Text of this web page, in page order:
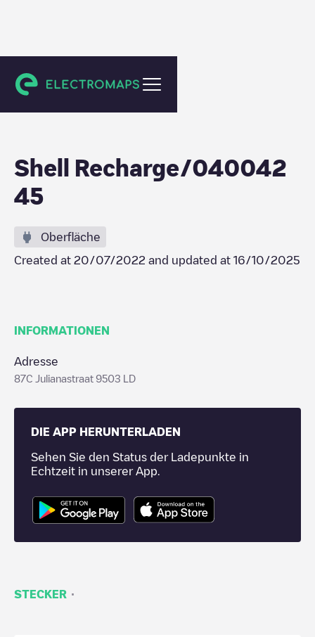
Stadskanaal
Shell Recharge/040042
45
Oberfläche
Created at 20/07/2022 and updated at 16/10/2025
INFORMATIONEN
Adresse
87C Julianastraat 9503 LD
DIE APP HERUNTERLADEN
Sehen Sie den Status der Ladepunkte in
Echtzeit in unserer App.
STECKER ·